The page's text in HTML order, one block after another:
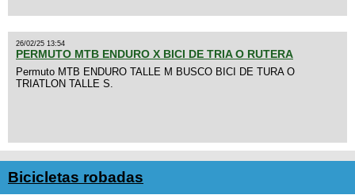
26/02/25 13:54
PERMUTO MTB ENDURO X BICI DE TRIA O RUTERA
Permuto MTB ENDURO TALLE M BUSCO BICI DE TURA O
TRIATLON TALLE S.
Bicicletas robadas